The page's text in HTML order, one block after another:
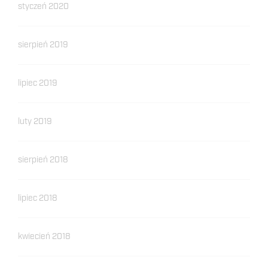
styczeń 2020
sierpień 2019
lipiec 2019
luty 2019
sierpień 2018
lipiec 2018
kwiecień 2018